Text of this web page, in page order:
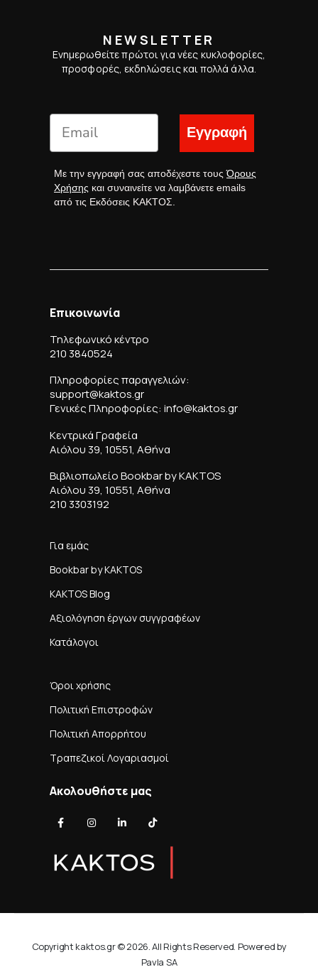
NEWSLETTER
Ενημερωθείτε πρώτοι για νέες κυκλοφορίες,
προσφορές, εκδηλώσεις και πολλά άλλα.
Εγγραφή
Με την εγγραφή σας αποδέχεστε τουςΌρους
Χρήσης και συναινείτε να λαμβάνετε emails
από τις Εκδόσεις ΚΑΚΤΟΣ.
Επικοινωνία
Τηλεφωνικό κέντρο
210 3840524
Πληροφορίες παραγγελιών:
support@kaktos.gr
Γενικές Πληροφορίες: info@kaktos.gr
Κεντρικά Γραφεία
Αιόλου 39, 10551, Αθήνα
Βιβλιοπωλείο Bookbar by KAKTOS
Αιόλου 39, 10551, Αθήνα
210 3303192
Για εμάς
Bookbar by KAKTOS
KAKTOS Blog
Αξιολόγηση έργων συγγραφέων
Κατάλογοι
Όροι χρήσης
Πολιτική Επιστροφών
Πολιτική Απορρήτου
Τραπεζικοί Λογαριασμοί
Ακολουθήστε μας
Copyright kaktos.gr © 2026. All Rights Reserved. Powered by
Pavla SA